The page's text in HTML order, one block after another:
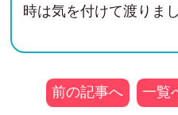
時は気を付けて渡りまし
前の記事へ 一覧